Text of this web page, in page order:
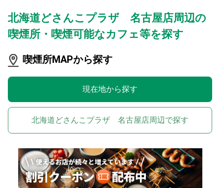
北海道どさんこプラザ 名古屋店周辺の
喫煙所・喫煙可能なカフェ等を探す
喫煙所MAPから探す
現在地から探す
北海道どさんこプラザ 名古屋店周辺で探す